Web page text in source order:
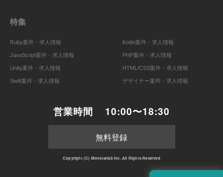
特集
Ruby案件・求人情報
JavaScript案件・求人情報
Unity案件・求人情報
Swift案件・求人情報
Kotlin案件・求人情報
PHP案件・求人情報
HTML/CSS案件・求人情報
デザイナー案件・求人情報
営業時間 10:00〜18:30
無料登録
Copyright (C) Monstarlab Inc. All Rights Reserved